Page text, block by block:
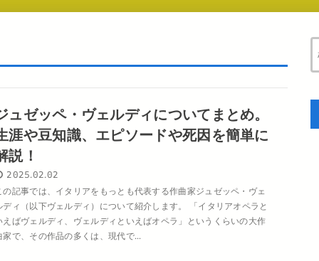
ュゼッペ・ヴェルディについてまとめ。
涯や豆知識、エピソードや死因を簡単に
説！
2025.02.02
の記事では、イタリアをもっとも代表する作曲家ジュゼッペ・ヴェ
ディ（以下ヴェルディ）について紹介します。 「イタリアオペラと
えばヴェルディ、ヴェルディといえばオペラ」というくらいの大作
家で、その作品の多くは、現代で...